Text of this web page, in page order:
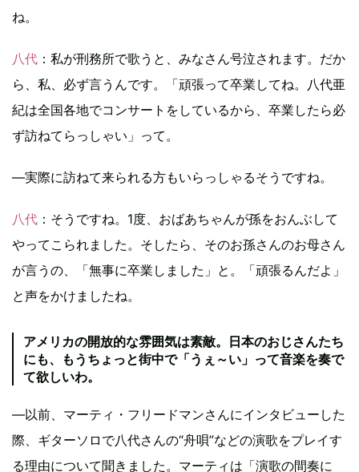
ね。
八代 ：私が刑務所で歌うと、みなさん号泣されます。だか
ら、私、必ず言うんです。「頑張って卒業してね。八代亜
紀は全国各地でコンサートをしているから、卒業したら必
ず訪ねてらっしゃい」って。
―実際に訪ねて来られる方もいらっしゃるそうですね。
八代 ：そうですね。1度、おばあちゃんが孫をおんぶして
やってこられました。そしたら、そのお孫さんのお母さん
が言うの、「無事に卒業しました」と。「頑張るんだよ」
と声をかけましたね。
アメリカの開放的な雰囲気は素敵。日本のおじさんたち
にも、もうちょっと街中で「うぇ～い」って音楽を奏で
て欲しいわ。
―以前、マーティ・フリードマンさんにインタビューした
際、ギターソロで八代さんの“舟唄”などの演歌をプレイす
る理由について聞きました。マーティは「演歌の間奏に